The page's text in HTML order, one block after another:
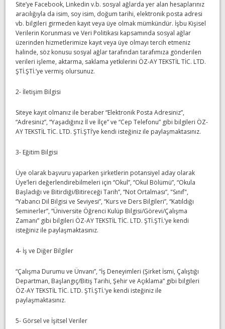
Site’ye Facebook, Linkedin v.b. sosyal ağlarda yer alan hesaplarınız
aracılığıyla da isim, soy isim, doğum tarihi, elektronik posta adresi
vb. bilgileri girmeden kayıt veya üye olmak mümkündür. İşbu Kişisel
Verilerin Korunması ve Veri Politikası kapsamında sosyal ağlar
üzerinden hizmetlerimize kayıt veya üye olmayı tercih etmeniz
halinde, söz konusu sosyal ağlar tarafından tarafımıza gönderilen
verileri işleme, aktarma, saklama yetkilerini ÖZ-AY TEKSTİL TİC. LTD.
ŞTİ.ŞTİ.’ye vermiş olursunuz.
2- İletişim Bilgisi
Siteye kayıt olmanız ile beraber “Elektronik Posta Adresiniz”,
“Adresiniz”, “Yaşadığınız İl ve İlçe” ve “Cep Telefonu” gibi bilgileri ÖZ-
AY TEKSTİL TİC. LTD. ŞTİ.ŞTİ’ye kendi isteğiniz ile paylaşmaktasınız.
3- Eğitim Bilgisi
Üye olarak başvuru yaparken şirketlerin potansiyel aday olarak
Üye’leri değerlendirebilmeleri için “Okul”, “Okul Bölümü”, “Okula
Başladığı ve Bitirdiği/Bitireceği Tarih”, “Not Ortalması”, "Sınıf",
“Yabancı Dil Bilgisi ve Seviyesi”, “Kurs ve Ders Bilgileri”, “Katıldığı
Seminerler”, “Üniversite Öğrenci Kulüp Bilgisi/Görevi/Çalışma
Zamanı” gibi bilgileri ÖZ-AY TEKSTİL TİC. LTD. ŞTİ.ŞTİ.’ye kendi
isteğiniz ile paylaşmaktasınız.
4- İş ve Diğer Bilgiler
“Çalışma Durumu ve Ünvanı”, “İş Deneyimleri (Şirket İsmi, Çalıştığı
Departman, Başlangıç/Bitiş Tarihi, Şehir ve Açıklama” gibi bilgileri
ÖZ-AY TEKSTİL TİC. LTD. ŞTİ.ŞTİ.’ye kendi isteğiniz ile
paylaşmaktasınız.
5- Görsel ve İşitsel Veriler